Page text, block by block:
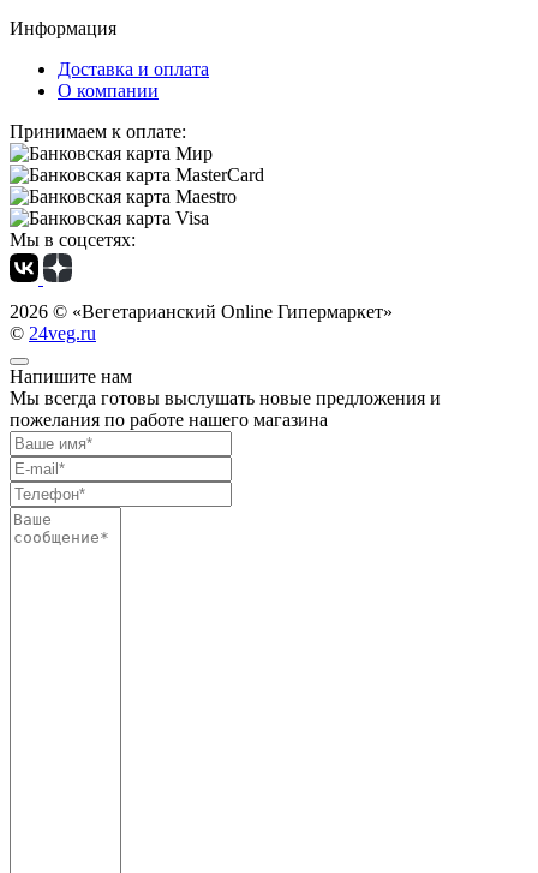
Информация
Доставка и оплата
О компании
Принимаем к оплате:
Мы в соцсетях:
2026 © «Вегетарианский Online Гипермаркет»
© 24veg.ru
Напишите нам
Мы всегда готовы выслушать новые предложения и
пожелания по работе нашего магазина